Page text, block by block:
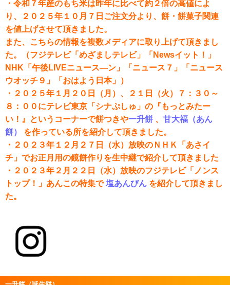
・令和７年産のもち米は昨年に比べて約２倍の高値によ
り、２０２５年１０月７日ご注文分より、餅・餅菓子関連
を値上げさせて頂きました。
また、こちらの情報を複数メディアに取り上げて頂きまし
た。（フジテレビ「めざましテレビ」「Newsイット！」
NHK「午後LIVEニュース―ン」「ニュース７」「ニュース
ウオッチ９」「おはよう日本」）
・２０２５年１月２０日（月）、２１日（火）７：３０～
８：００にテレビ東京「シナぷしゅ」の『もっとみたー
い！』というコーナーで餅つきや一升餅 、 甘大福（あん
餅）
を作っている所を紹介して頂きました。
・２０２３年１２月２７日（水）放映のＮＨＫ「あさイ
チ」でお正月用の鏡餅作りを生中継で紹介して頂きました
・２０２３年２月２２日（水）放映のフジテレビ「ノンス
トップ！」あんこの特集で塩あんびん を紹介して頂きまし
た。